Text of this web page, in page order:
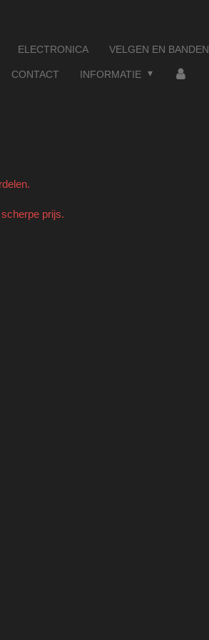
ELECTRONICA VELGEN EN BANDEN
CONTACT INFORMATIE
prijs.